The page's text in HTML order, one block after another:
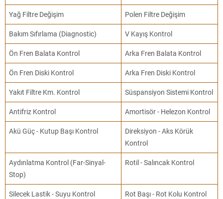
Yağ Filtre Değişim Polen Filtre Değişim
Bakım Sıfırlama (Diagnostic) V Kayış Kontrol
Ön Fren Balata Kontrol Arka Fren Balata Kontrol
Ön Fren Diski Kontrol Arka Fren Diski Kontrol
Yakıt Filtre Km. Kontrol Süspansiyon Sistemi Kontrol
Antifriz Kontrol Amortisör - Helezon Kontrol
Akü Güç - Kutup Başı Kontrol
Direksiyon - Aks Körük
Kontrol
Aydınlatma Kontrol (Far-Sinyal-
Stop)
Rotil - Salıncak Kontrol
Silecek Lastik - Suyu Kontrol Rot Başı - Rot Kolu Kontrol